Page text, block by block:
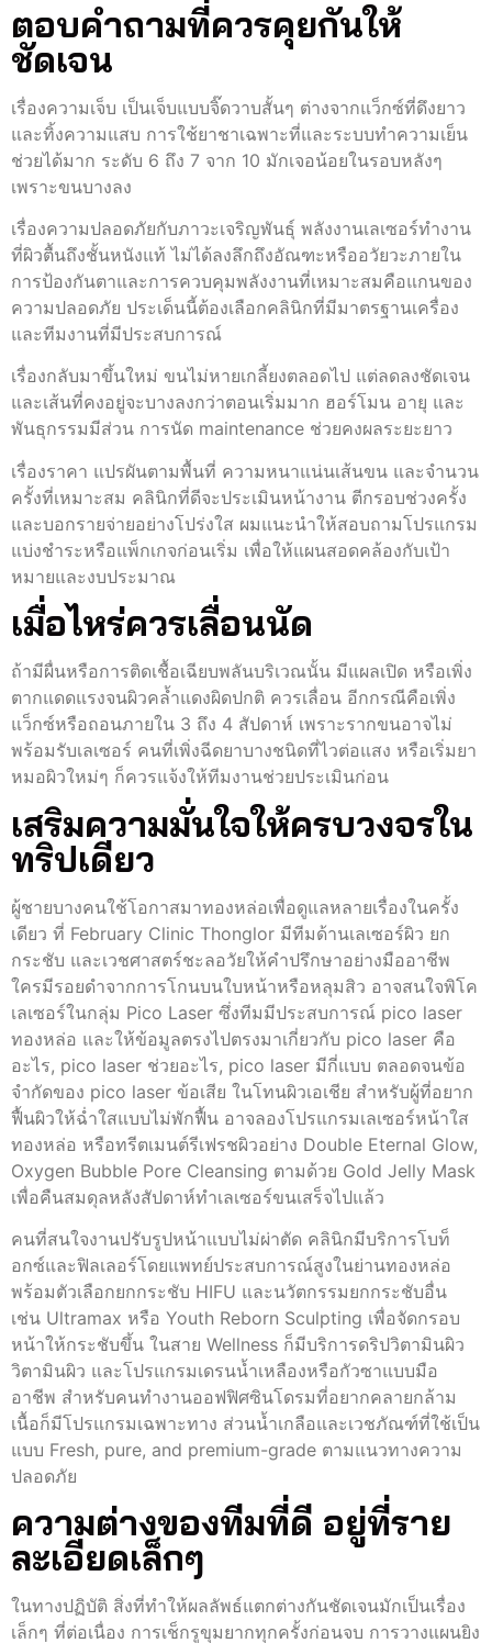
ตอบคำถามที่ควรคุยกันให้
ชัดเจน
เรื่องความเจ็บ เป็นเจ็บแบบจิ๊ดวาบสั้นๆ ต่างจากแว็กซ์ที่ดึงยาว
และทิ้งความแสบ การใช้ยาชาเฉพาะที่และระบบทำความเย็น
ช่วยได้มาก ระดับ 6 ถึง 7 จาก 10 มักเจอน้อยในรอบหลังๆ
เพราะขนบางลง
เรื่องความปลอดภัยกับภาวะเจริญพันธุ์ พลังงานเลเซอร์ทำงาน
ที่ผิวตื้นถึงชั้นหนังแท้ ไม่ได้ลงลึกถึงอัณฑะหรืออวัยวะภายใน
การป้องกันตาและการควบคุมพลังงานที่เหมาะสมคือแกนของ
ความปลอดภัย ประเด็นนี้ต้องเลือกคลินิกที่มีมาตรฐานเครื่อง
และทีมงานที่มีประสบการณ์
เรื่องกลับมาขึ้นใหม่ ขนไม่หายเกลี้ยงตลอดไป แต่ลดลงชัดเจน
และเส้นที่คงอยู่จะบางลงกว่าตอนเริ่มมาก ฮอร์โมน อายุ และ
พันธุกรรมมีส่วน การนัด maintenance ช่วยคงผลระยะยาว
เรื่องราคา แปรผันตามพื้นที่ ความหนาแน่นเส้นขน และจำนวน
ครั้งที่เหมาะสม คลินิกที่ดีจะประเมินหน้างาน ตีกรอบช่วงครั้ง
และบอกรายจ่ายอย่างโปร่งใส ผมแนะนำให้สอบถามโปรแกรม
แบ่งชำระหรือแพ็กเกจก่อนเริ่ม เพื่อให้แผนสอดคล้องกับเป้า
หมายและงบประมาณ
เมื่อไหร่ควรเลื่อนนัด
ถ้ามีผื่นหรือการติดเชื้อเฉียบพลันบริเวณนั้น มีแผลเปิด หรือเพิ่ง
ตากแดดแรงจนผิวคล้ำแดงผิดปกติ ควรเลื่อน อีกกรณีคือเพิ่ง
แว็กซ์หรือถอนภายใน 3 ถึง 4 สัปดาห์ เพราะรากขนอาจไม่
พร้อมรับเลเซอร์ คนที่เพิ่งฉีดยาบางชนิดที่ไวต่อแสง หรือเริ่มยา
หมอผิวใหม่ๆ ก็ควรแจ้งให้ทีมงานช่วยประเมินก่อน
เสริมความมั่นใจให้ครบวงจรใน
ทริปเดียว
ผู้ชายบางคนใช้โอกาสมาทองหล่อเพื่อดูแลหลายเรื่องในครั้ง
เดียว ที่ February Clinic Thonglor มีทีมด้านเลเซอร์ผิว ยก
กระชับ และเวชศาสตร์ชะลอวัยให้คำปรึกษาอย่างมืออาชีพ
ใครมีรอยดำจากการโกนบนใบหน้าหรือหลุมสิว อาจสนใจพิโค
เลเซอร์ในกลุ่ม Pico Laser ซึ่งทีมมีประสบการณ์ pico laser
ทองหล่อ และให้ข้อมูลตรงไปตรงมาเกี่ยวกับ pico laser คือ
อะไร, pico laser ช่วยอะไร, pico laser มีกี่แบบ ตลอดจนข้อ
จำกัดของ pico laser ข้อเสีย ในโทนผิวเอเชีย สำหรับผู้ที่อยาก
ฟื้นผิวให้ฉ่ำใสแบบไม่พักฟื้น อาจลองโปรแกรมเลเซอร์หน้าใส
ทองหล่อ หรือทรีตเมนต์รีเฟรชผิวอย่าง Double Eternal Glow,
Oxygen Bubble Pore Cleansing ตามด้วย Gold Jelly Mask
เพื่อคืนสมดุลหลังสัปดาห์ทำเลเซอร์ขนเสร็จไปแล้ว
คนที่สนใจงานปรับรูปหน้าแบบไม่ผ่าตัด คลินิกมีบริการโบท็
อกซ์และฟิลเลอร์โดยแพทย์ประสบการณ์สูงในย่านทองหล่อ
พร้อมตัวเลือกยกกระชับ HIFU และนวัตกรรมยกกระชับอื่น
เช่น Ultramax หรือ Youth Reborn Sculpting เพื่อจัดกรอบ
หน้าให้กระชับขึ้น ในสาย Wellness ก็มีบริการดริปวิตามินผิว
วิตามินผิว และโปรแกรมเดรนน้ำเหลืองหรือกัวซาแบบมือ
อาชีพ สำหรับคนทำงานออฟฟิศซินโดรมที่อยากคลายกล้าม
เนื้อก็มีโปรแกรมเฉพาะทาง ส่วนน้ำเกลือและเวชภัณฑ์ที่ใช้เป็น
แบบ Fresh, pure, and premium-grade ตามแนวทางความ
ปลอดภัย
ความต่างของทีมที่ดี อยู่ที่ราย
ละเอียดเล็กๆ
ในทางปฏิบัติ สิ่งที่ทำให้ผลลัพธ์แตกต่างกันชัดเจนมักเป็นเรื่อง
เล็กๆ ที่ต่อเนื่อง การเช็กรูขุมยากทุกครั้งก่อนจบ การวางแผนยิง